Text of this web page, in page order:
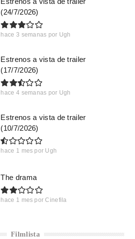
(24/7/2026)
hace 3 semanas por Ugh
Estrenos a vista de trailer
(17/7/2026)
hace 4 semanas por Ugh
Estrenos a vista de trailer
(10/7/2026)
hace 1 mes por Ugh
The drama
hace 1 mes por Cinefila
Filmlista